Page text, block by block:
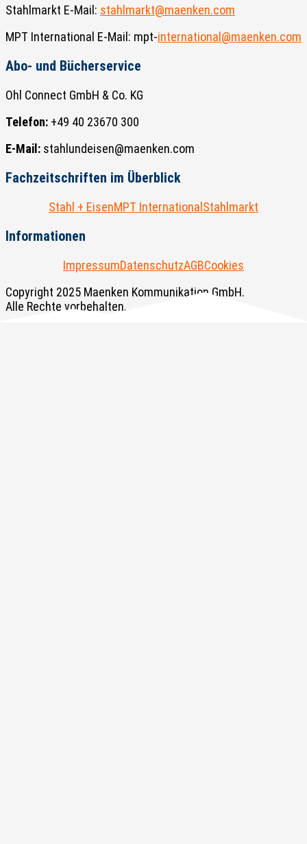
Stahlmarkt E-Mail: stahlmarkt@maenken.com
MPT International E-Mail: mpt-international@maenken.com
Abo- und Bücherservice
Ohl Connect GmbH & Co. KG
Telefon: +49 40 23670 300
E-Mail: stahlundeisen@maenken.com
Fachzeitschriften im Überblick
Stahl + EisenMPT International Stahlmarkt
Informationen
ImpressumDatenschutzAGBCookies
Copyright 2025 Maenken Kommunikation GmbH.
Alle Rechte vorbehalten.